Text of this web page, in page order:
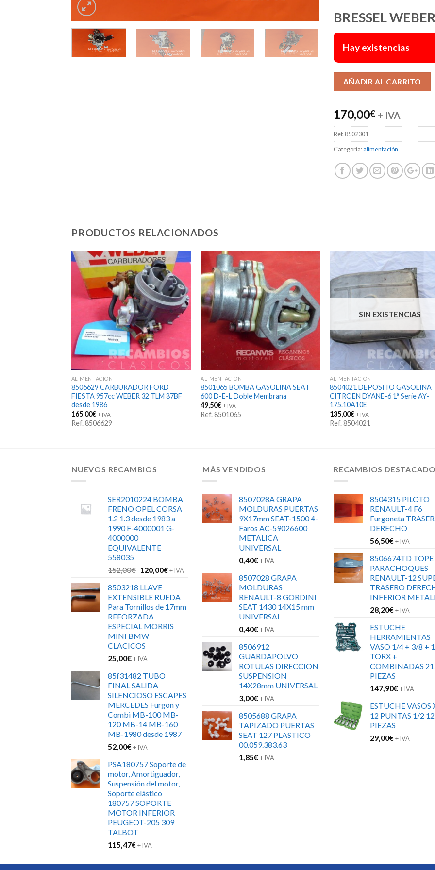
BRESSEL WEBER
Hay existencias
AÑADIR AL CARRITO
170,00€ + IVA
Ref. 8502301
Categoría:alimentación
PRODUCTOS RELACIONADOS
ALIMENTACIÓN
8506629 CARBURADOR FORD
FIESTA 957cc WEBER 32 TLM 87BF
desde 1986
165,00€ + IVA
Ref. 8506629
ALIMENTACIÓN
8501065 BOMBA GASOLINA SEAT
600 D-E-L Doble Membrana
49,50€ + IVA
Ref. 8501065
SIN EXISTENCIAS
ALIMENTACIÓN
8504021 DEPOSITO GASOLINA
CITROEN DYANE-6 1ª Serie AY-
175.10A10E
135,00€ + IVA
Ref. 8504021
NUEVOS RECAMBIOS
SER2010224 BOMBA
FRENO OPEL CORSA
1.2 1.3 desde 1983 a
1990 F-4000001 G-
4000000
EQUIVALENTE
558035
152,00€ El
original
era:
152,00€.
120,00€El
es:
120,00€.
+ IVA
8503218 LLAVE
EXTENSIBLE RUEDA
Para Tornillos de 17mm
REFORZADA
ESPECIAL MORRIS
MINI BMW
CLACICOS
25,00€+ IVA
85f31482 TUBO
FINAL SALIDA
SILENCIOSO ESCAPES
MERCEDES Furgon y
Combi MB-100 MB-
120 MB-14 MB-160
MB-1980 desde 1987
52,00€+ IVA
PSA180757 Soporte de
motor, Amortiguador,
Suspensión del motor,
Soporte elástico
180757 SOPORTE
MOTOR INFERIOR
PEUGEOT-205 309
TALBOT
115,47€+ IVA
MÁS VENDIDOS
8507028A GRAPA
MOLDURAS PUERTAS
9X17mm SEAT-1500 4-
Faros AC-59026600
METALICA
UNIVERSAL
0,40€+ IVA
8507028 GRAPA
MOLDURAS
RENAULT-8 GORDINI
SEAT 1430 14X15 mm
UNIVERSAL
0,40€+ IVA
8506912
GUARDAPOLVO
ROTULAS DIRECCION
SUSPENSION
14X28mm UNIVERSAL
3,00€+ IVA
8505688 GRAPA
TAPIZADO PUERTAS
SEAT 127 PLASTICO
00.059.383.63
1,85€+ IVA
RECAMBIOS
8504315 PILOTO
RENAULT-4 F6
Furgoneta
DERECHO
56,50€+ IVA
8506674TD TOPE
PARACHOQUES
RENAULT-12
TRASERO
INFERIOR
28,20€+ IVA
ESTUCHE
HERRAMIENTAS
VASO 1/4 + 3/8 +
TORX +
COMBINADAS
PIEZAS
147,90€+ IVA
ESTUCHE VASOS
12 PUNTAS 1/2 12
PIEZAS
29,00€+ IVA